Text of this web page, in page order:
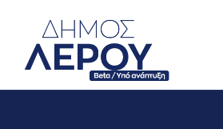
Αρχική